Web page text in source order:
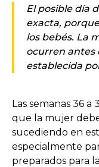
El posible día
exacta,
los bebés. La
ocurren antes
establecida
Las semanas 36
que la mujer
sucediendo en
especialmente
preparados para